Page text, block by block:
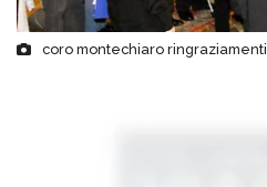
coro montechiaro ringraziamenti